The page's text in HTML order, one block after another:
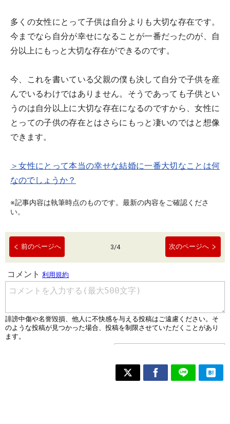
多くの女性にとって子供は自分よりも大切な存在です。
今までなら自分が幸せになることが一番だったのが、自
分以上にもっと大切な存在ができるのです。
今、これを書いている父親の僕も決して自分で子供を産
んでいるわけではありません。そうであっても子供とい
うのは自分以上に大切な存在になるのですから、女性に
とっての子供の存在とはさらにもっと凄いのではと想像
できます。
＞女性にとって本当の幸せな結婚に一番大切なことは何
なのでしょうか？
※記事内容は執筆時点のものです。最新の内容をご確認くださ
い。
前のページへ 3/4 次のページへ